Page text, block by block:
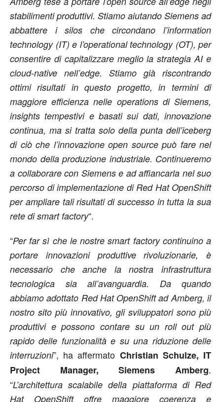
stabilimenti produttivi. Stiamo aiutando Siemens ad
abbattere i silos che circondano l’information
technology (IT) e l’operational technology (OT), per
consentire di capitalizzare meglio la strategia AI e
cloud-native nell’edge. Stiamo già riscontrando
ottimi risultati in questo progetto, in termini di
maggiore efficienza nelle operations di Siemens,
insights tempestivi e basati sui dati, innovazione
continua, ma si tratta solo della punta dell’iceberg
di ciò che l’innovazione open source può fare nel
mondo della produzione industriale. Continueremo
a collaborare con Siemens e ad affiancarla nel suo
percorso di implementazione di Red Hat OpenShift
per ampliare tali risultati di successo in tutta la sua
rete di smart factory“.
“Per far sì che le nostre smart factory continuino a
portare innovazioni produttive rivoluzionarie, è
necessario che anche la nostra infrastruttura
tecnologica sia all’avanguardia. Da quando
abbiamo adottato Red Hat OpenShift ad Amberg, il
nostro sito più innovativo, gli sviluppatori sono più
produttivi e possono contare su un roll out più
rapido delle funzionalità e su una riduzione delle
interruzioni”, ha affermato Christian Schulze, IT
Project Manager, Siemens Amberg.
“L’architettura scalabile della piattaforma di Red
Hat OpenShift offre maggiore coerenza e